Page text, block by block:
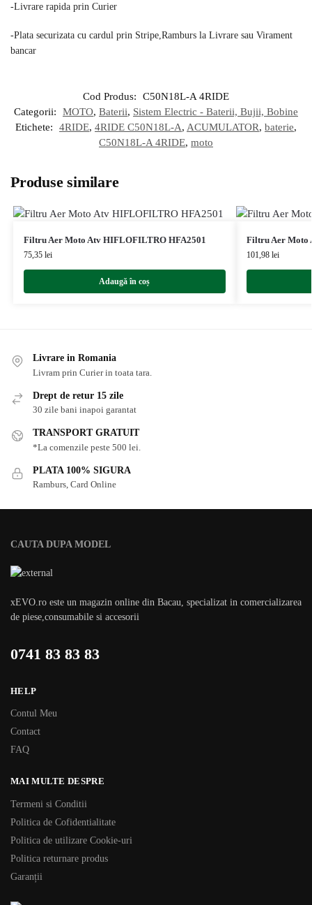
-Livrare rapida prin Curier
-Plata securizata cu cardul prin Stripe,Ramburs la Livrare sau Virament
bancar
Cod Produs:
C50N18L-A 4RIDE
Categorii:
MOTO, Baterii, Sistem Electric - Baterii, Bujii, Bobine
Etichete:
4RIDE, 4RIDE C50N18L-A, ACUMULATOR, baterie,
C50N18L-A 4RIDE, moto
Produse similare
Filtru Aer Moto Atv HIFLOFILTRO HFA2501
75,35 lei
Adaugă în coș
Filtru Aer Moto
101,98 lei
Livrare in Romania
Livram prin Curier in toata tara.
Drept de retur 15 zile
30 zile bani inapoi garantat
TRANSPORT GRATUIT
*La comenzile peste 500 lei.
PLATA 100% SIGURA
Ramburs, Card Online
CAUTA DUPA MODEL
xEVO.ro este un magazin online din Bacau, specializat in comercializarea
de piese,consumabile si accesorii
0741 83 83 83
HELP
Contul Meu
Contact
FAQ
MAI MULTE DESPRE
Termeni si Conditii
Politica de Cofidentialitate
Politica de utilizare Cookie-uri
Politica returnare produs
Garanții